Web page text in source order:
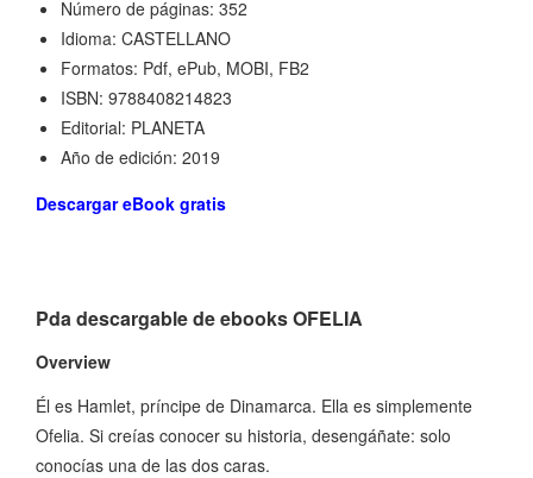
Número de páginas: 352
Idioma: CASTELLANO
Formatos: Pdf, ePub, MOBI, FB2
ISBN: 9788408214823
Editorial: PLANETA
Año de edición: 2019
Descargar eBook gratis
Pda descargable de ebooks OFELIA
Overview
Él es Hamlet, príncipe de Dinamarca. Ella es simplemente
Ofelia. Si creías conocer su historia, desengáñate: solo
conocías una de las dos caras.